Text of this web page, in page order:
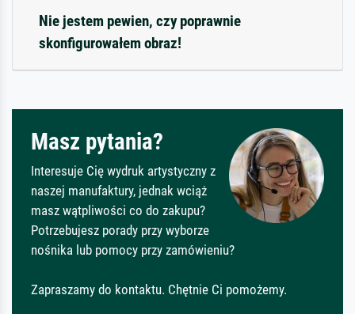
Nie jestem pewien, czy poprawnie
skonfigurowałem obraz!
Masz pytania?
Interesuje Cię wydruk artystyczny z
naszej manufaktury, jednak wciąż
masz wątpliwości co do zakupu?
Potrzebujesz porady przy wyborze
nośnika lub pomocy przy zamówieniu?
Zapraszamy do kontaktu. Chętnie Ci pomożemy.